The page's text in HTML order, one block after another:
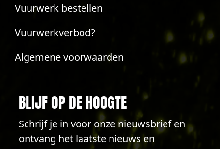
Vuurwerk bestellen
Vuurwerkverbod?
Algemene voorwaarden
BLIJF OP DE HOOGTE
Schrijf je in voor onze nieuwsbrief en
ontvang het laatste nieuws en